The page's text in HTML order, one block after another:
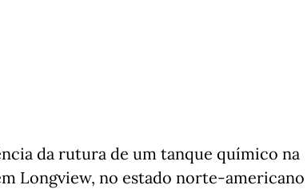
da rutura de um tanque químico na
Longview, no estado norte-americano